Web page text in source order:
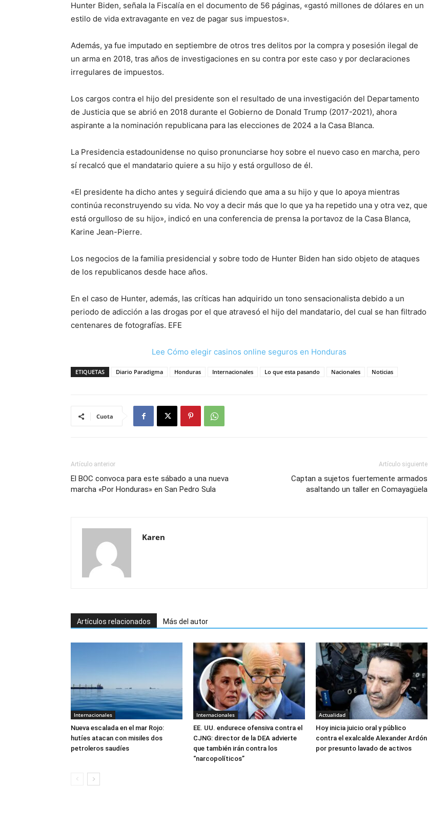
Hunter Biden, señala la Fiscalía en el documento de 56 páginas, «gastó millones de dólares en un
estilo de vida extravagante en vez de pagar sus impuestos».
Además, ya fue imputado en septiembre de otros tres delitos por la compra y posesión ilegal de
un arma en 2018, tras años de investigaciones en su contra por este caso y por declaraciones
irregulares de impuestos.
Los cargos contra el hijo del presidente son el resultado de una investigación del Departamento
de Justicia que se abrió en 2018 durante el Gobierno de Donald Trump (2017-2021), ahora
aspirante a la nominación republicana para las elecciones de 2024 a la Casa Blanca.
La Presidencia estadounidense no quiso pronunciarse hoy sobre el nuevo caso en marcha, pero
sí recalcó que el mandatario quiere a su hijo y está orgulloso de él.
«El presidente ha dicho antes y seguirá diciendo que ama a su hijo y que lo apoya mientras
continúa reconstruyendo su vida. No voy a decir más que lo que ya ha repetido una y otra vez, que
está orgulloso de su hijo», indicó en una conferencia de prensa la portavoz de la Casa Blanca,
Karine Jean-Pierre.
Los negocios de la familia presidencial y sobre todo de Hunter Biden han sido objeto de ataques
de los republicanos desde hace años.
En el caso de Hunter, además, las críticas han adquirido un tono sensacionalista debido a un
periodo de adicción a las drogas por el que atravesó el hijo del mandatario, del cual se han filtrado
centenares de fotografías. EFE
Lee Cómo elegir casinos online seguros en Honduras
ETIQUETAS Diario Paradigma Honduras Internacionales Lo que esta pasando Nacionales Noticias
Cuota
Artículo anterior
El BOC convoca para este sábado a una nueva
marcha «Por Honduras» en San Pedro Sula
Artículo siguiente
Captan a sujetos fuertemente armados
asaltando un taller en Comayagüela
Karen
Artículos relacionados Más del autor
Internacionales
Nueva escalada en el mar Rojo:
hutíes atacan con misiles dos
petroleros saudíes
Internacionales
EE. UU. endurece ofensiva contra el
CJNG: director de la DEA advierte
que también irán contra los
“narcopolíticos”
Actualidad
Hoy inicia juicio oral y público
contra el exalcalde Alexander Ardón
por presunto lavado de activos